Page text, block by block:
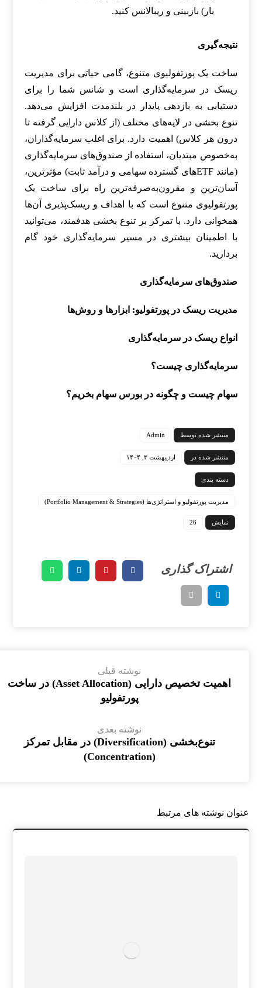
بار) بازبینی و ریبالانس کنید.
نتیجه‌گیری
ساخت یک پورتفولیوی متنوع، گامی حیاتی برای مدیریت
ریسک در سرمایه‌گذاری است و شانس شما را برای
دستیابی به بازدهی پایدار در بلندمدت افزایش می‌دهد.
تنوع بخشی در لایه‌های مختلف (از کلاس دارایی گرفته تا
درون هر کلاس) اهمیت دارد. برای اغلب سرمایه‌گذاران،
به‌خصوص مبتدیان، استفاده از صندوق‌های سرمایه‌گذاری
(مانند ETFهای گسترده سهامی و درآمد ثابت) مؤثرترین،
آسان‌ترین و مقرون‌به‌صرفه‌ترین راه برای ساخت یک
پورتفولیوی متنوع است که با اهداف و ریسک‌پذیری آن‌ها
همخوانی دارد. با تمرکز بر تنوع بخشی هدفمند، می‌توانید
با اطمینان بیشتری در مسیر سرمایه‌گذاری خود گام
بردارید.
صندوق‌های سرمایه‌گذاری
مدیریت ریسک در پورتفولیو: ابزارها و روش‌ها
انواع ریسک در سرمایه‌گذاری
سرمایه‌گذاری چیست؟
سهام چیست و چگونه در بورس سهام بخریم؟
منتشر شده توسط Admin
منتشر شده در اردیبهشت ۳, ۱۴۰۴
دسته بندی
مدیریت پورتفولیو و استراتژی‌ها (Portfolio Management & Strategies)
نمایش 26
نوشته قبلی
اهمیت تخصیص دارایی (Asset Allocation) در ساخت
پورتفولیو
نوشته بعدی
تنوع‌بخشی (Diversification) در مقابل تمرکز
(Concentration)
عنوان ‫نوشته های مرتبط